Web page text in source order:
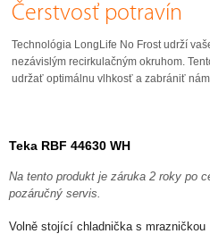
Čerstvosť potravín
Technológia LongLife No Frost udrží
nezávislým recirkulačným okruhom.
udržať optimálnu vlhkosť a zabrániť
Teka RBF 44630 WH
Na tento produkt je záruka 2 roky po
pozáručný servis.
Volně stojící chladnička s mrazničkou